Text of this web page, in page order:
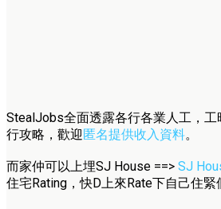
StealJobs全面透露各行各業人工，工
行攻略，歡迎匿名提供收入資料。
而家仲可以上埋SJ House ==> SJ
住宅Rating，快D上來Rate下自己住緊